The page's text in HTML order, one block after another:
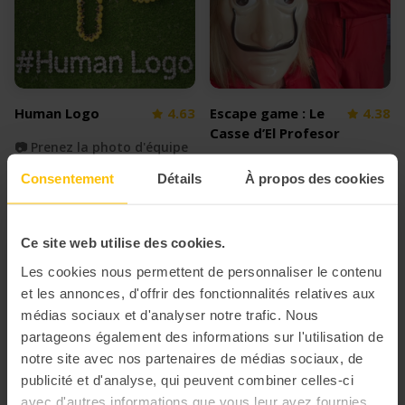
Consentement Détails À propos des cookies
Ce site web utilise des cookies.
Les cookies nous permettent de personnaliser le contenu
et les annonces, d'offrir des fonctionnalités relatives aux
médias sociaux et d'analyser notre trafic. Nous
partageons également des informations sur l'utilisation de
notre site avec nos partenaires de médias sociaux, de
publicité et d'analyse, qui peuvent combiner celles-ci
avec d'autres informations que vous leur avez fournies
Human Logo 4.63
📷 Prenez la photo d'équipe
Escape game : Le
Casse d’El Profesor
4.38
sous pression dans vos